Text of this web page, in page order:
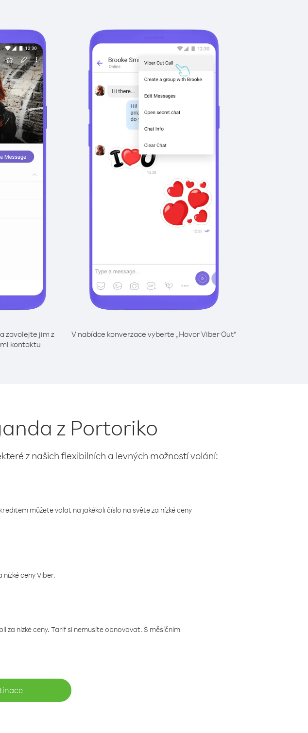
zavolejte jim z
kontaktu
V nabídce konverzace vyberte „Hovor Viber Out“
z Portoriko
z našich flexibilních a levných možností volání:
můžete volat na jakékoli číslo na světe za nízké ceny
ceny Viber.
nízké ceny. Tarif si nemusíte obnovovat. S měsíčním